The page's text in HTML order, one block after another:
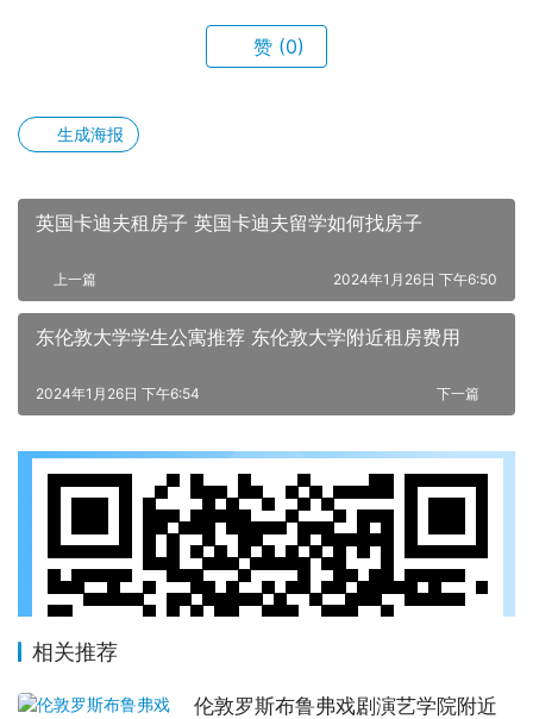
赞 (0)
生成海报
英国卡迪夫租房子 英国卡迪夫留学如何找房子
上一篇 2024年1月26日 下午6:50
东伦敦大学学生公寓推荐 东伦敦大学附近租房费用
下一篇
2024年1月26日 下午6:54
相关推荐
伦敦罗斯布鲁弗戏剧演艺学院附近